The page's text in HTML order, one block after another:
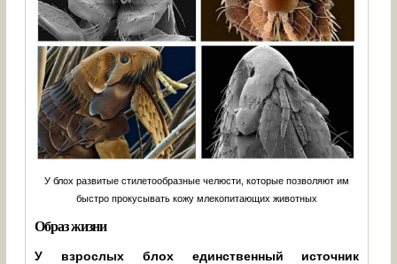
У блох развитые стилетообразные челюсти, которые позволяют им
быстро прокусывать кожу млекопитающих животных
Образ жизни
У взрослых блох единственный источник